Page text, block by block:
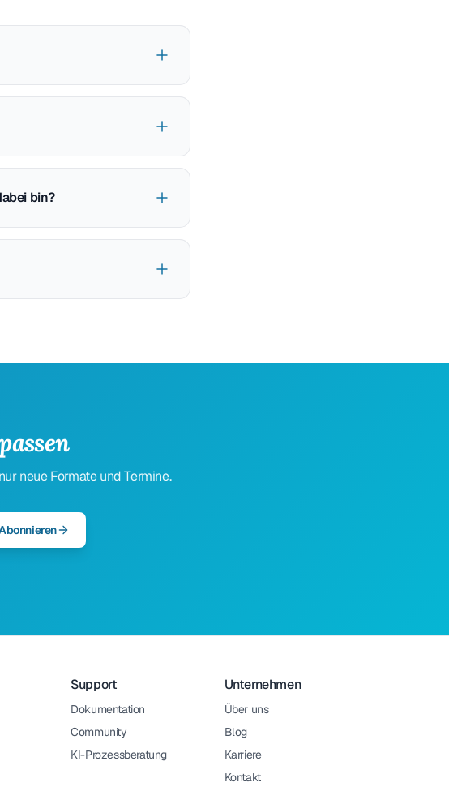
bin?
neue Formate und Termine.
Support
Dokumentation
Community
KI-Prozessberatung
Unternehmen
Über uns
Blog
Karriere
Kontakt